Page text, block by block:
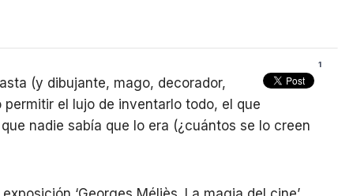
1
(y dibujante, mago, decorador,
el lujo de inventarlo todo, el que
nadie sabía que lo era (¿cuántos se lo creen